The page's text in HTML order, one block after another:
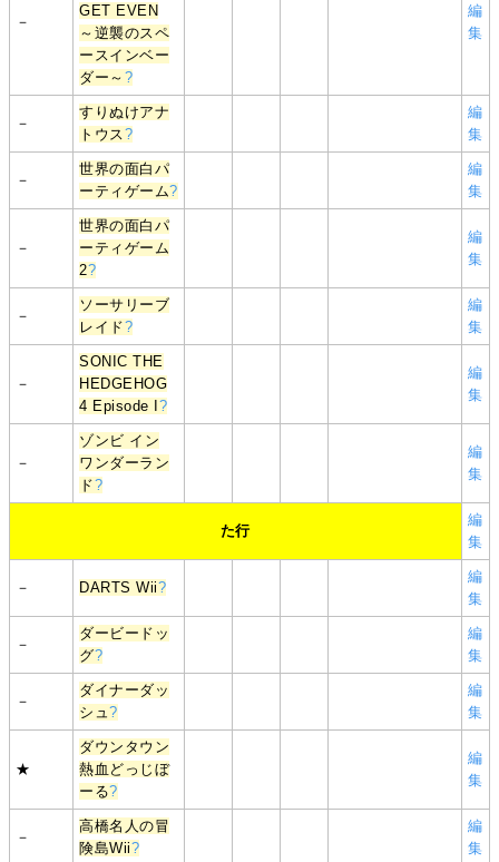
－
GET EVEN
～逆襲のスペ
ースインベー
ダー～ ?
編
集
－
すりぬけアナ
トウス ?
編
集
－
世界の面白パ
ーティゲーム?
編
集
－
世界の面白パ
ーティゲーム
2?
編
集
－
ソーサリーブ
レイド?
編
集
－
SONIC THE
HEDGEHOG
4 Episode I?
編
集
－
ゾンビ イン
ワンダーラン
ド?
編
集
た行
編
集
－ DARTS Wii?
編
集
－
ダービードッ
グ?
編
集
－
ダイナーダッ
シュ?
編
集
★
ダウンタウン
熱血どっじぼ
ーる?
編
集
－
高橋名人の冒
険島Wii?
編
集